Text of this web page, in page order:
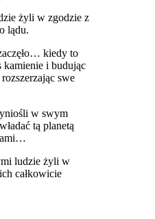
żyli w zgodzie z
lądu.
kiedy to
kamienie i budując
swe
w swym
tą planetą
ludzie żyli w
całkowicie